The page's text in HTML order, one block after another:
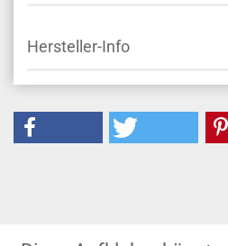
Hersteller-Info